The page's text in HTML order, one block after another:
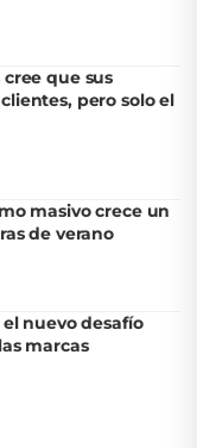
cree que sus
pero solo el
masivo crece un
de verano
nuevo desafío
marcas